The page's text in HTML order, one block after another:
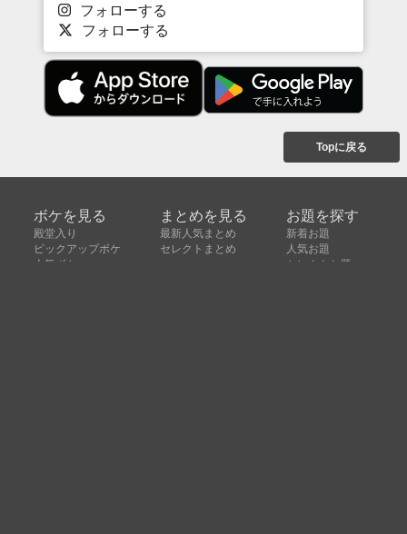
フォローする
フォローする
Topに戻る
ボケを見る
殿堂入り
ピックアップボケ
人気ボケ
まとめを見る
最新人気まとめ
セレクトまとめ
お題を探す
新着お題
人気お題
セレクトお題